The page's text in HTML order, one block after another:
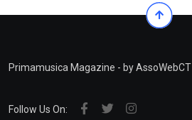
Primamusica Magazine - by AssoWebCT
Follow Us On: